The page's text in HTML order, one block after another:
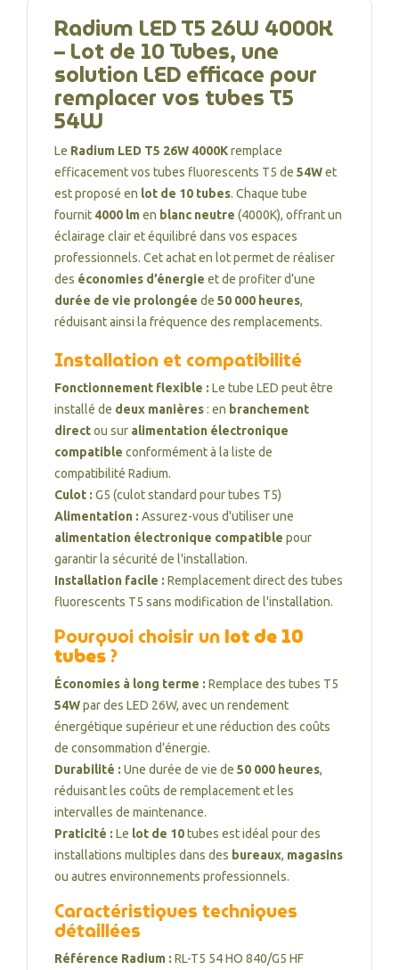
Radium LED T5 26W 4000K
– Lot de 10 Tubes, une
solution LED efficace pour
remplacer vos tubes T5
54W
Le Radium LED T5 26W 4000Kremplace
efficacement vos tubes fluorescents T5 de 54Wet
est proposé en lot de 10 tubes. Chaque tube
fournit 4000 lmen blanc neutre (4000K), offrant un
éclairage clair et équilibré dans vos espaces
professionnels. Cet achat en lot permet de réaliser
des économies d’énergie et de profiter d’une
durée de vie prolongée de 50 000 heures,
réduisant ainsi la fréquence des remplacements.
Installation et compatibilité
Fonctionnement flexible : Le tube LED peut être
installé de deux manières: en branchement
directou sur alimentation électronique
compatible conformément à la liste de
compatibilité Radium.
Culot : G5 (culot standard pour tubes T5)
Alimentation : Assurez-vous d'utiliser une
alimentation électronique compatible pour
garantir la sécurité de l'installation.
Installation facile : Remplacement direct des tubes
fluorescents T5 sans modification de l'installation.
Pourquoi choisir unlot de 10
tubes?
Économies à long terme : Remplace des tubes T5
54Wpar des LED 26W, avec un rendement
énergétique supérieur et une réduction des coûts
de consommation d’énergie.
Durabilité : Une durée de vie de 50 000 heures,
réduisant les coûts de remplacement et les
intervalles de maintenance.
Praticité : Le lot de 10tubes est idéal pour des
installations multiples dans des bureaux, magasins
ou autres environnements professionnels.
Caractéristiques techniques
détaillées
Référence Radium : RL-T5 54 HO 840/G5 HF